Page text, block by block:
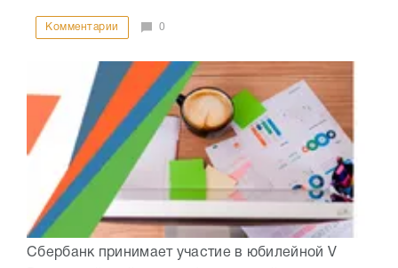
Комментарии 0
Сбербанк принимает участие в юбилейной V